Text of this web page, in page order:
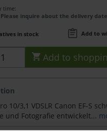
time:
Please inquire about the delivery date
in stock Add to
Add to
10/3,1 VDSLR Canon EF-S
und Fotografie entwickelt...